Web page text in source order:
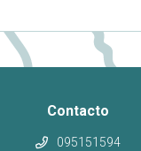
Contacto
095151594